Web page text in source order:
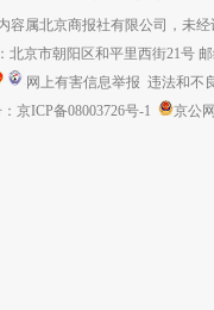
容属北京商报社有限公司，未经
北京市朝阳区和平里西街21号
网上有害信息举报 违法和不
京ICP备08003726号-1
京公